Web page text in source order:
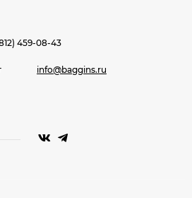
459-08-43
info@baggins.ru